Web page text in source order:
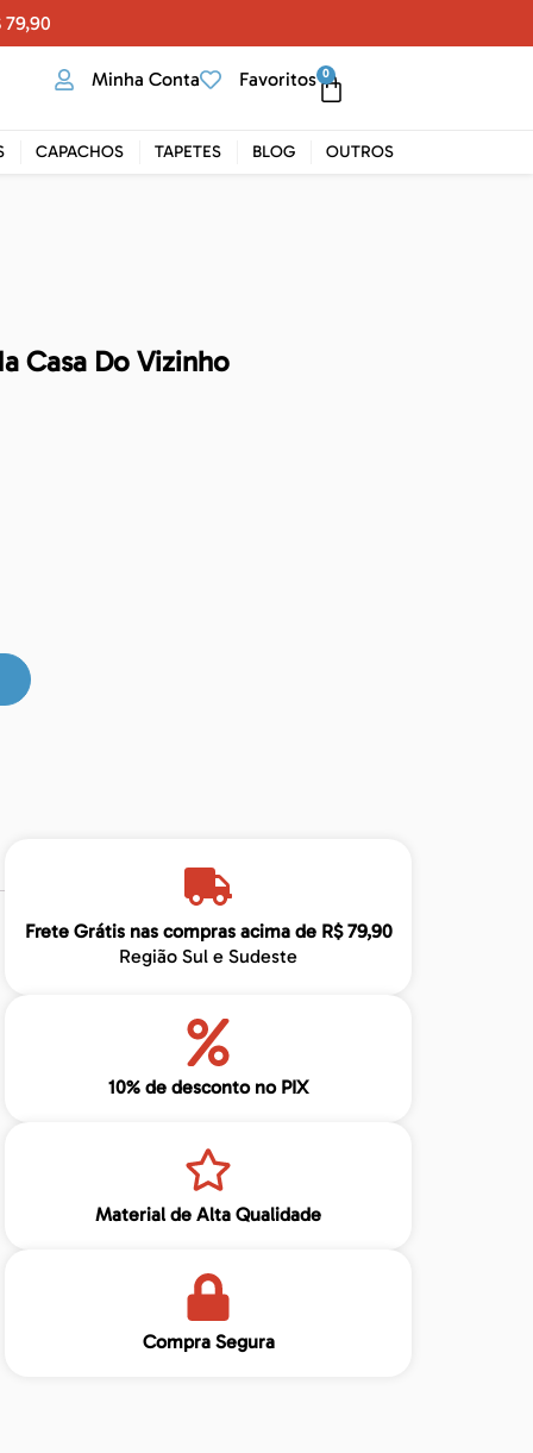
Minha Conta Favoritos 0
CAPACHOS TAPETES BLOG OUTROS
Casa Do Vizinho
Frete Grátis nas compras acima de R$ 79,90
Região Sul e Sudeste
10% de desconto no PIX
Material de Alta Qualidade
Compra Segura